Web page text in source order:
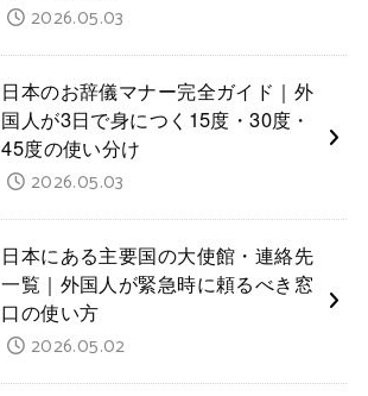
2026.05.03
日本のお辞儀マナー完全ガイド｜外
国人が3日で身につく15度・30度・
45度の使い分け
2026.05.03
日本にある主要国の大使館・連絡先
一覧｜外国人が緊急時に頼るべき窓
口の使い方
2026.05.02